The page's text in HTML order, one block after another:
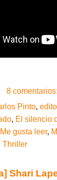
8 comentarios:
Pinto,
, El silencio
Me gusta leer,
Thriller
Shari